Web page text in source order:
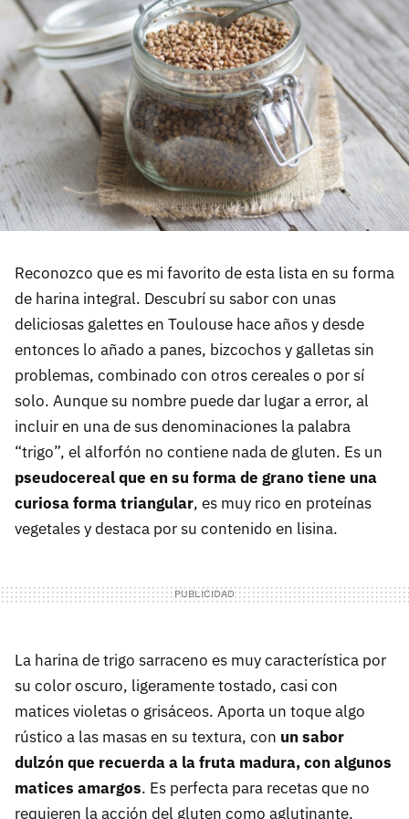
Reconozco que es mi favorito de esta lista en su forma
de harina integral. Descubrí su sabor con unas
deliciosas galettes en Toulouse hace años y desde
entonces lo añado a panes, bizcochos y galletas sin
problemas, combinado con otros cereales o por sí
solo. Aunque su nombre puede dar lugar a error, al
incluir en una de sus denominaciones la palabra
“trigo”, el alforfón no contiene nada de gluten. Es un
pseudocereal que en su forma de grano tiene una
curiosa forma triangular, es muy rico en proteínas
vegetales y destaca por su contenido en lisina.
La harina de trigo sarraceno es muy característica por
su color oscuro, ligeramente tostado, casi con
matices violetas o grisáceos. Aporta un toque algo
rústico a las masas en su textura, con un sabor
dulzón que recuerda a la fruta madura, con algunos
matices amargos. Es perfecta para recetas que no
requieren la acción del gluten como aglutinante,